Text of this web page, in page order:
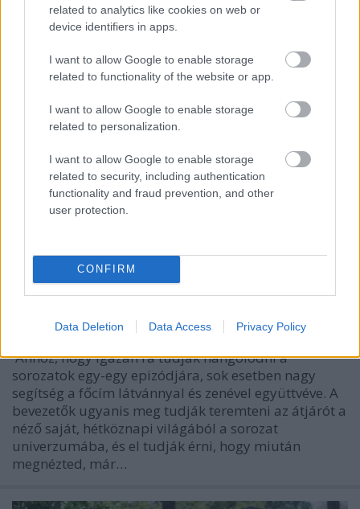
related to analytics like cookies on web or
device identifiers in apps.
I want to allow Google to enable storage
related to functionality of the website or app.
I want to allow Google to enable storage
related to personalization.
I want to allow Google to enable storage
related to security, including authentication
functionality and fraud prevention, and other
user protection.
CONFIRM
Data Deletion Data Access Privacy Policy
Főcímek mámorában
Ahhoz, hogy igazán rá tudjak hangolódni a
sorozatok egy-egy epizódjára, sok esetben nagy
segítség a főcím látvánnyal és zenével együttvéve. A
bevezetők ugyanis meg tudják teremteni az átjárót a
néző saját, hétköznapi világából a sorozat
univerzumába, és el tudják érni, hogy miután
megnézted, már…